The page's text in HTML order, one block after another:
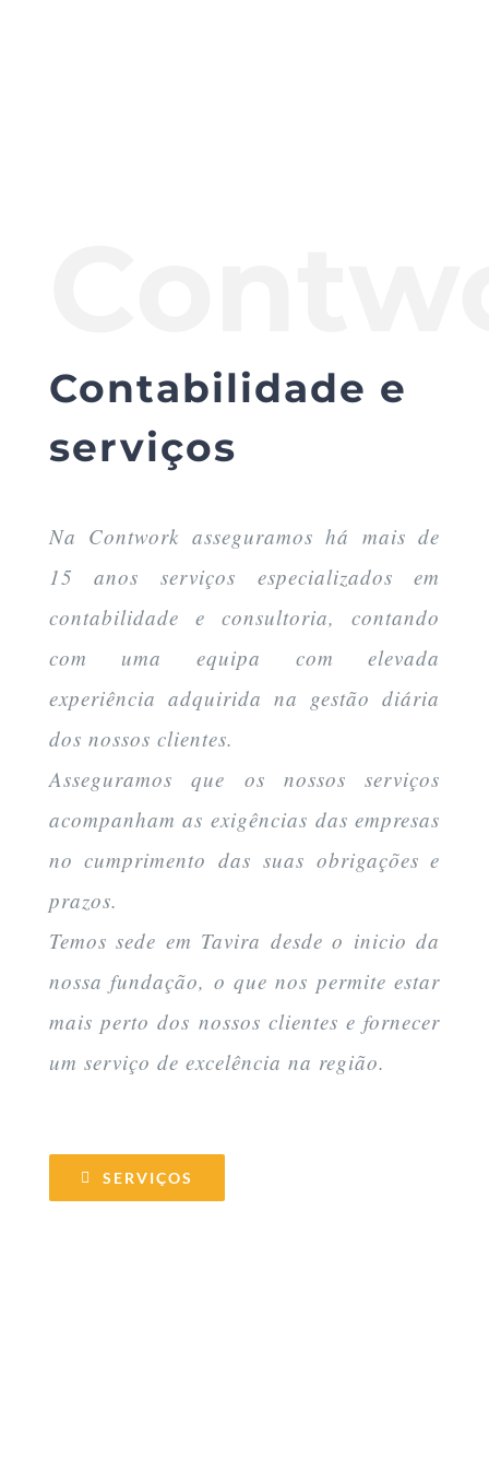
Contabilidade e
serviços
Na Contwork asseguramos há mais de
15 anos serviços especializados em
contabilidade e consultoria, contando
com uma equipa com elevada
experiência adquirida na gestão diária
dos nossos clientes.
Asseguramos que os nossos serviços
acompanham as exigências das empresas
no cumprimento das suas obrigações e
prazos.
Temos sede em Tavira desde o inicio da
nossa fundação, o que nos permite estar
mais perto dos nossos clientes e fornecer
um serviço de excelência na região.
SERVIÇOS